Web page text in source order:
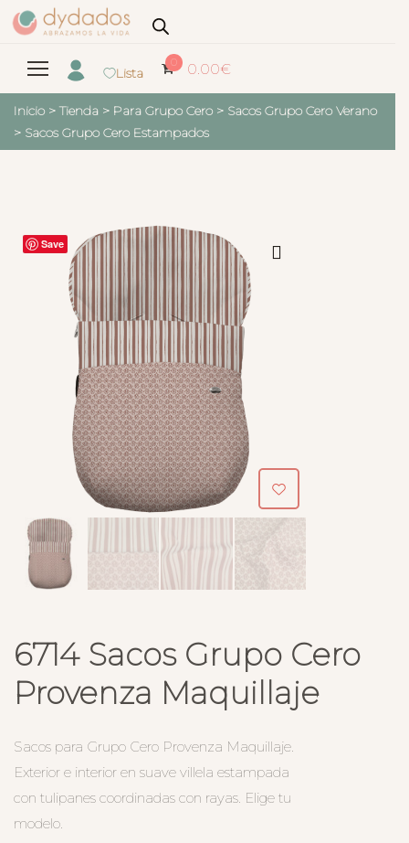
Lista
0 0.00€
Inicio > Tienda > Para Grupo Cero > Sacos Grupo Cero Verano
> Sacos Grupo Cero Estampados
Save
6714 Sacos Grupo Cero
Provenza Maquillaje
Sacos para Grupo Cero Provenza Maquillaje.
Exterior e interior en suave villela estampada
con tulipanes coordinadas con rayas. Elige tu
modelo.